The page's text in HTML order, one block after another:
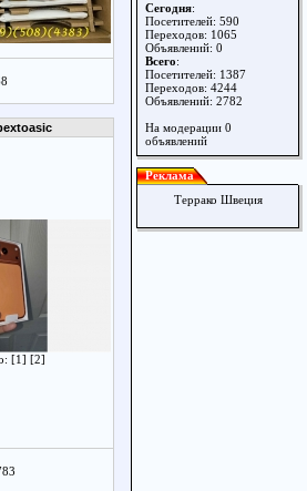
[1] [2]
Сегодня:
Посетителей: 590
Переходов: 1065
Объявлений: 0
Всего:
Посетителей: 1387
Переходов: 4244
Объявлений: 2782
На модерации 0
объявлений
Реклама
Террако Швеция